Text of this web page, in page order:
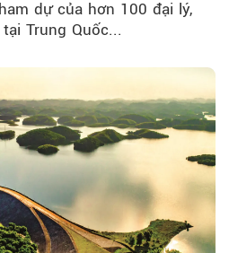
dự của hơn 100 đại lý,
Trung Quốc...